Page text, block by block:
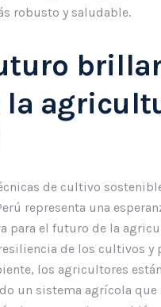
robusto y saludable.
la
de cultivo
representa una
para el futuro de la
de los cultivos y
los agricultores están
un sistema agrícola que